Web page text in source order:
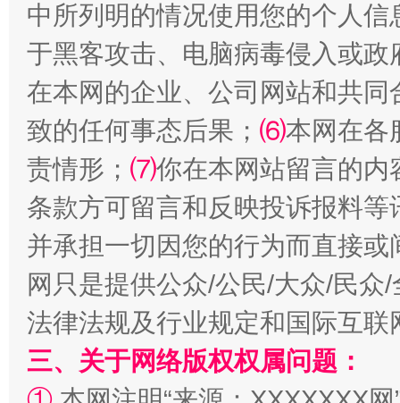
扯下公款旅游的“隐身衣”
中所列明的情况使用您的个人
于黑客攻击、电脑病毒侵入或
在本网的企业、公司网站和共
致的任何事态后果； ⑹本网在各
责情形； ⑺你在本网站留言的内
条款方可留言和反映投诉报料
并承担一切因您的行为而直接
网只是提供公众/公民/大众/民
法律法规及行业规定和国际互
三、关于网络版权权属问题：